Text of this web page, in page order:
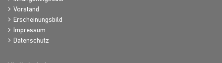
Vorstand
Erscheinungsbild
Impressum
Datenschutz